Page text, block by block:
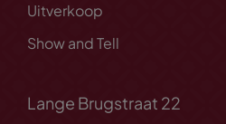
Uitverkoop
Show and Tell
Lange Brugstraat 22